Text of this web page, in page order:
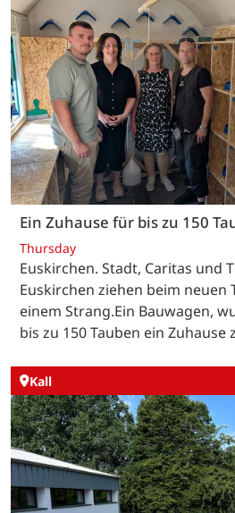
Ein Zuhause für bis zu 150
Thursday
Euskirchen. Stadt, Caritas und
Euskirchen ziehen beim neuen
einem Strang.Ein Bauwagen,
bis zu 150 Tauben ein Zuhause
Kall